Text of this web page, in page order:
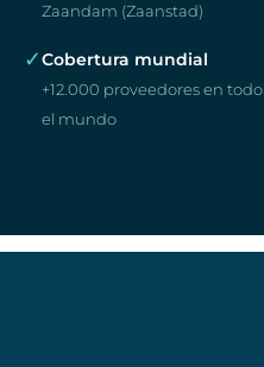
Zaandam (Zaanstad)
✓Cobertura mundial
+12.000 proveedores en todo
el mundo